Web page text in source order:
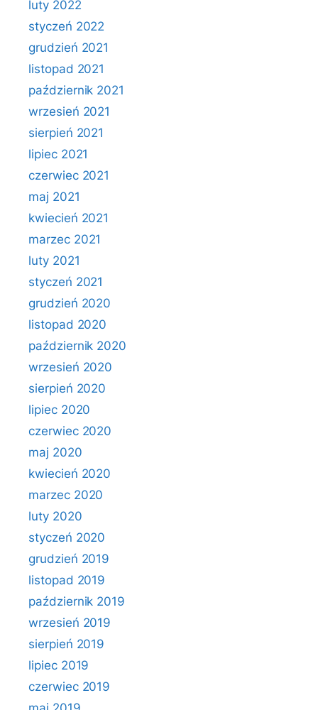
luty 2022
styczeń 2022
grudzień 2021
listopad 2021
październik 2021
wrzesień 2021
sierpień 2021
lipiec 2021
czerwiec 2021
maj 2021
kwiecień 2021
marzec 2021
luty 2021
styczeń 2021
grudzień 2020
listopad 2020
październik 2020
wrzesień 2020
sierpień 2020
lipiec 2020
czerwiec 2020
maj 2020
kwiecień 2020
marzec 2020
luty 2020
styczeń 2020
grudzień 2019
listopad 2019
październik 2019
wrzesień 2019
sierpień 2019
lipiec 2019
czerwiec 2019